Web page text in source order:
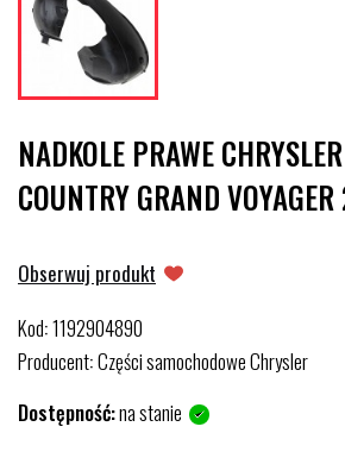
NADKOLE PRAWE
COUNTRY GRAND
Obserwuj produkt
Kod:1192904890
Producent:Części samochodowe Chrysler
Dostępność:na stanie